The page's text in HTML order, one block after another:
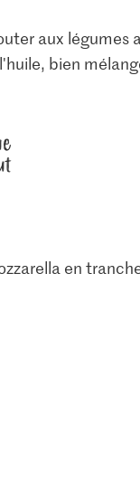
aux légumes
bien
en